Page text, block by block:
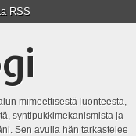
RSS
mimeettisestä luonteesta,
syntipukkimekanismista ja
Sen avulla hän tarkastelee